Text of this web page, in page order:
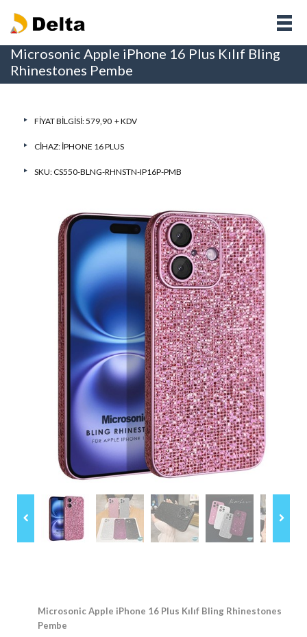
Microsonic Apple iPhone 16 Plus Kılıf Bling
Rhinestones Pembe
FIYAT BILGISI: 579,90 + KDV
CIHAZ: IPHONE 16 PLUS
SKU: CS550-BLNG-RHNSTN-IP16P-PMB
Microsonic Apple iPhone 16 Plus Kılıf Bling Rhinestones
Pembe